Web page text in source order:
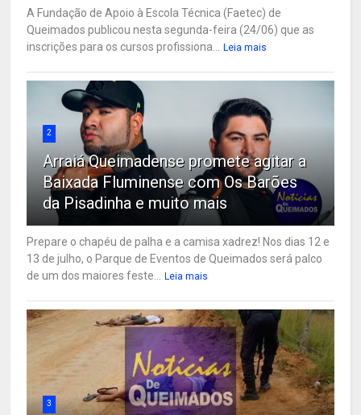
A Fundação de Apoio à Escola Técnica (Faetec) de
Queimados publicou nesta segunda-feira (24/06) que as
inscrições para os cursos profissiona...
Leia mais
2
Arraiá Queimadense promete agitar a
Baixada Fluminense com Os Barões
da Pisadinha e muito mais
Prepare o chapéu de palha e a camisa xadrez! Nos dias 12 e
13 de julho, o Parque de Eventos de Queimados será palco
de um dos maiores feste...
Leia mais
3